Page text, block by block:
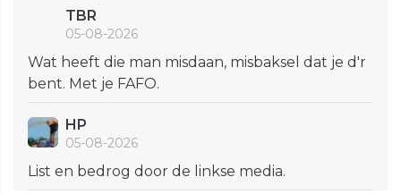
TBR
05-08-2026
Wat heeft die man misdaan, misbaksel dat je d'r
bent. Met je FAFO.
HP
05-08-2026
List en bedrog door de linkse media.